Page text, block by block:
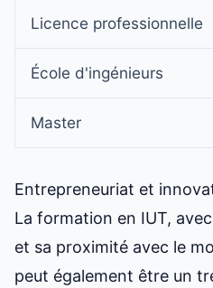
Licence professionnelle
École d'ingénieurs
Master
Entrepreneuriat et
La formation en IUT,
et sa proximité avec le
peut également être un